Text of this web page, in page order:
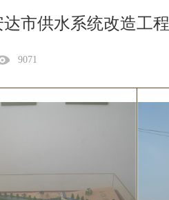
市供水系统改造工程
9071